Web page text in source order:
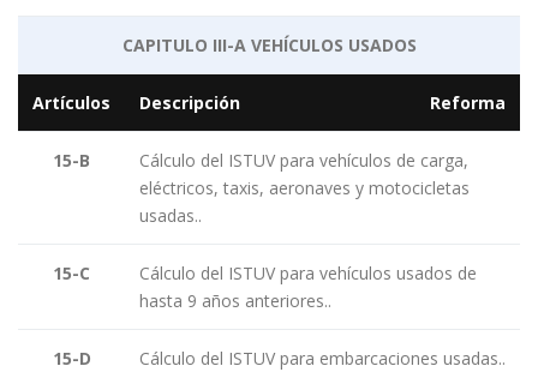
CAPITULO III-A VEHÍCULOS USADOS
Artículos Descripción Reforma
15-B
Cálculo del ISTUV para vehículos de carga,
eléctricos, taxis, aeronaves y motocicletas
usadas..
15-C
Cálculo del ISTUV para vehículos usados de
hasta 9 años anteriores..
15-D Cálculo del ISTUV para embarcaciones usadas..